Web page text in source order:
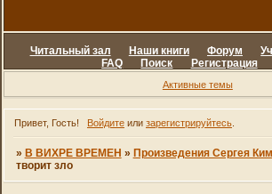
Читальный зал Наши книги Форум
FAQ
Поиск Регистрация
Активные темы
Привет, Гость! Войдитеили зарегистрируйтесь.
» В ВИХРЕ ВРЕМЕН » Произведения Сергея
творит зло